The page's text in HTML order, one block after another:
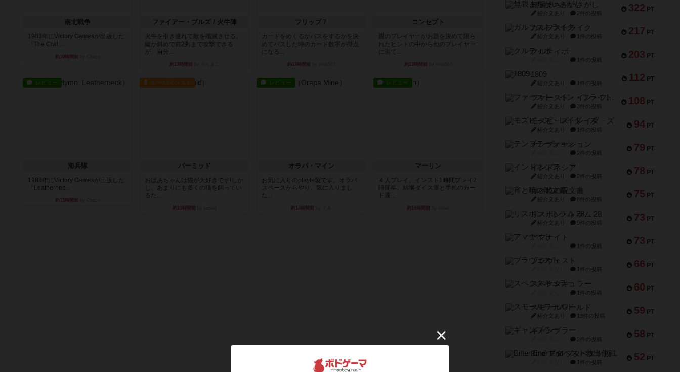
南北戦争
1983年にVictory Gamesが出版した
『The Civil ...
約10時間前
ファイアー・ブルズ / 火牛陣
火牛を引き連れて敵を殲滅させる。
縦か斜めで前2列まで攻撃できる
が、自分...
約13時間前
フリップ７
カードをめくるかパスをするかを決
めてパスした時のカード数字が得点
になる...
約13時間前
コンセプト
親のプレイヤーがお題を決めて限ら
れたヒントの中から他のプレイヤー
に当て...
約13時間前
レビュー
海兵隊
1988年にVictory Gamesが出版した
『Leathernec...
約13時間前
ルール/インスト
パーミッド
おばあちゃんは猫が大好きです!しか
し、あまりにも多くの猫を飼ってい
るた...
約13時間前
レビュー
オラパ・マイン
お気に入りのplayte製です。オラパ
スペースからやり、気に入りまし
た...
約14時間前
レビュー
マーリン
４人プレイ。インスト1時間プレイ2
時間半。結構ダイス運と手札のカー
ド運...
約14時間前
322 PT
無限まちがいさがし
紹介文あり 2件の投稿
217 PT
ガルフストライク
紹介文あり 1件の投稿
203 PT
クルティボ
1件の投稿
112 PT
1809
紹介文あり 1件の投稿
108 PT
ファースト・イン・フライト
紹介文あり 3件の投稿
94 PT
モズビ－ズ・レイダ－ズ
紹介文あり 1件の投稿
79 PT
テンプテーション
2件の投稿
78 PT
インドネシア
紹介文あり 2件の投稿
75 PT
宵と暁の呪文書
紹介文あり 8件の投稿
73 PT
リスボン・トラム 28
紹介文あり 9件の投稿
73 PT
アマナイト
1件の投稿
66 PT
ブラヴェスト
1件の投稿
60 PT
スペクタキュラー
1件の投稿
59 PT
スモールワールド
紹介文あり 13件の投稿
58 PT
ギャンブラー
2件の投稿
52 PT
Bitter End ブタペスト救出作戦
1件の投稿